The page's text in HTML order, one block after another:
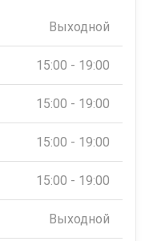
Выходной
15:00 - 19:00
15:00 - 19:00
15:00 - 19:00
15:00 - 19:00
Выходной